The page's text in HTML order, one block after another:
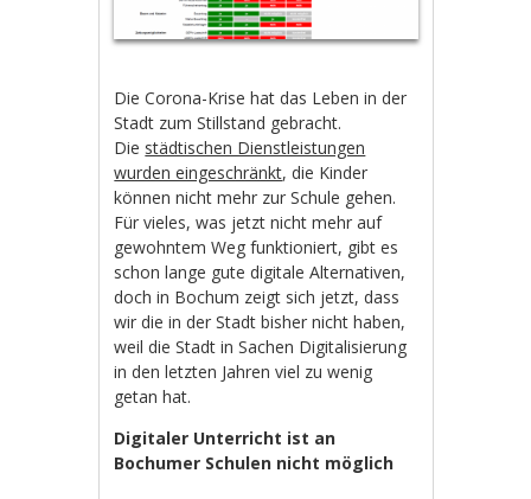
Die Corona-Krise hat das Leben in der
Stadt zum Stillstand gebracht.
Die städtischen Dienstleistungen
wurden eingeschränkt, die Kinder
können nicht mehr zur Schule gehen.
Für vieles, was jetzt nicht mehr auf
gewohntem Weg funktioniert, gibt es
schon lange gute digitale Alternativen,
doch in Bochum zeigt sich jetzt, dass
wir die in der Stadt bisher nicht haben,
weil die Stadt in Sachen Digitalisierung
in den letzten Jahren viel zu wenig
getan hat.
Digitaler Unterricht ist an
Bochumer Schulen nicht möglich